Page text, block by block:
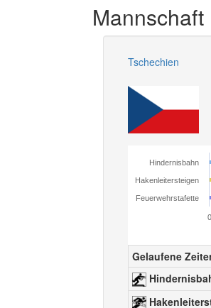
Mannschaft
Tschechien
Hindernisbahn
Hakenleitersteigen
Feuerwehrstafette
0
Gelaufene